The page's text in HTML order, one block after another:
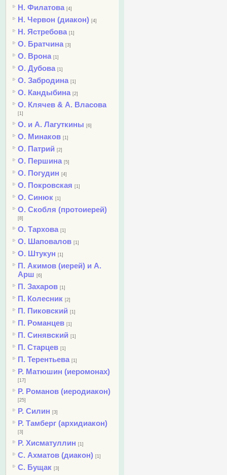
Н. Филатова [4]
Н. Червон (диакон) [4]
Н. Ястребова [1]
О. Братчина [3]
О. Врона [1]
О. Дубова [1]
О. Забродина [1]
О. Кандыбина [2]
О. Клячев & А. Власова
[1]
О. и А. Лагуткины [6]
О. Минаков [1]
О. Патрий [2]
О. Першина [5]
О. Погудин [4]
О. Покровская [1]
О. Синюк [1]
О. Скобля (протоиерей)
[8]
О. Тархова [1]
О. Шаповалов [1]
О. Штукун [1]
П. Акимов (иерей) и А.
Арш [6]
П. Захаров [1]
П. Колесник [2]
П. Пиковский [1]
П. Романцев [1]
П. Синявский [1]
П. Старцев [1]
П. Терентьева [1]
Р. Матюшин (иеромонах)
[17]
Р. Романов (иеродиакон)
[25]
Р. Силин [3]
Р. Тамберг (архидиакон)
[3]
Р. Хисматуллин [1]
С. Ахматов (диакон) [1]
С. Бущак [3]